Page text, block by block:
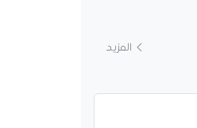
المزيد